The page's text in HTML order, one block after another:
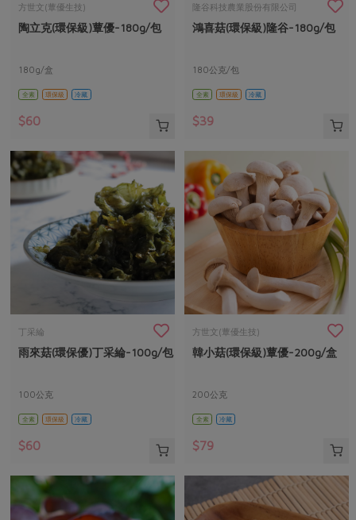
方世文(蕈優生技)
陶立克(環保級)蕈優-180g/包
180g/盒
全素 環保級 冷藏
$60
隆谷科技農業股份有限公司
鴻喜菇(環保級)隆谷-180g/包
180公克/包
全素 環保級 冷藏
$39
丁采綸
雨來菇(環保優)丁采綸-100g/包
100公克
全素 環保級 冷藏
$60
方世文(蕈優生技)
韓小菇(環保級)蕈優-200g/盒
200公克
全素 冷藏
$79